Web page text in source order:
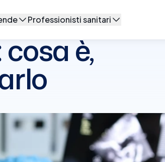
Professionisti sanitari
Software medico di base
è,